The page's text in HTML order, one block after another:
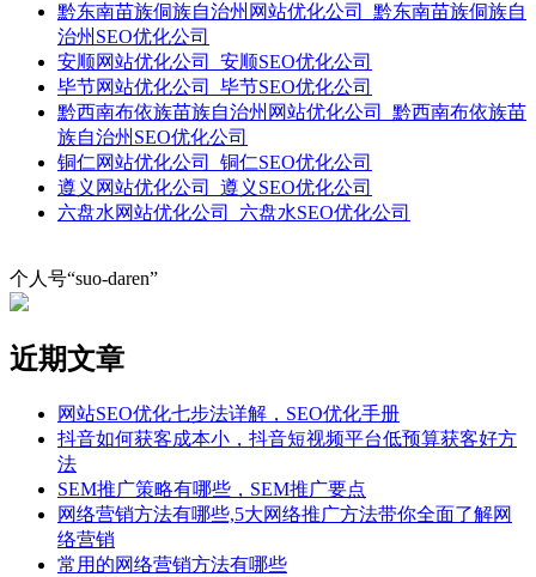
黔东南苗族侗族自治州网站优化公司_黔东南苗族侗族自
治州SEO优化公司
安顺网站优化公司_安顺SEO优化公司
毕节网站优化公司_毕节SEO优化公司
黔西南布依族苗族自治州网站优化公司_黔西南布依族苗
族自治州SEO优化公司
铜仁网站优化公司_铜仁SEO优化公司
遵义网站优化公司_遵义SEO优化公司
六盘水网站优化公司_六盘水SEO优化公司
个人号“suo-daren”
近期文章
网站SEO优化七步法详解，SEO优化手册
抖音如何获客成本小，抖音短视频平台低预算获客好方
法
SEM推广策略有哪些，SEM推广要点
网络营销方法有哪些,5大网络推广方法带你全面了解网
络营销
常用的网络营销方法有哪些